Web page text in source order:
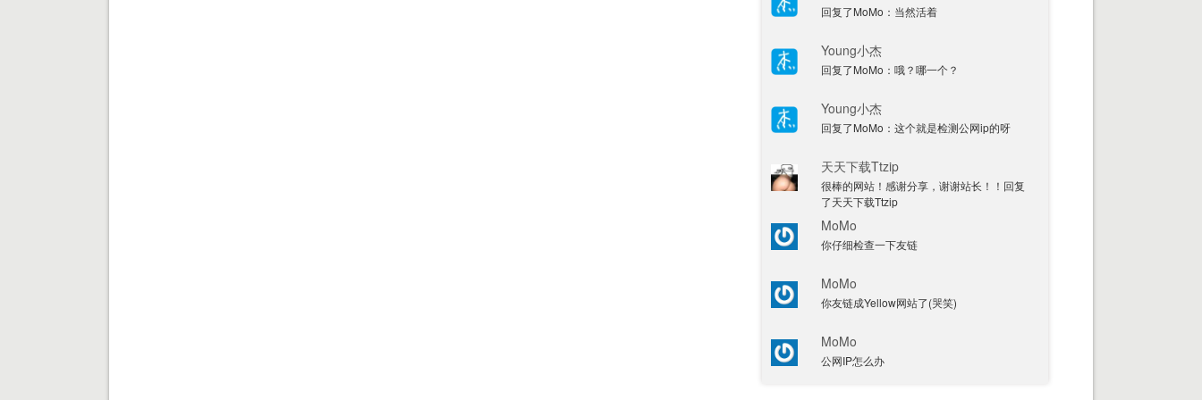
回复了MoMo：当然活着
Young小杰
回复了MoMo：哦？哪一个？
Young小杰
回复了MoMo：这个就是检测公网ip的呀
天天下载Ttzip
很棒的网站！感谢分享，谢谢站长！！回复
了天天下载Ttzip
MoMo
你仔细检查一下友链
MoMo
你友链成Yellow网站了(哭笑)
MoMo
公网IP怎么办